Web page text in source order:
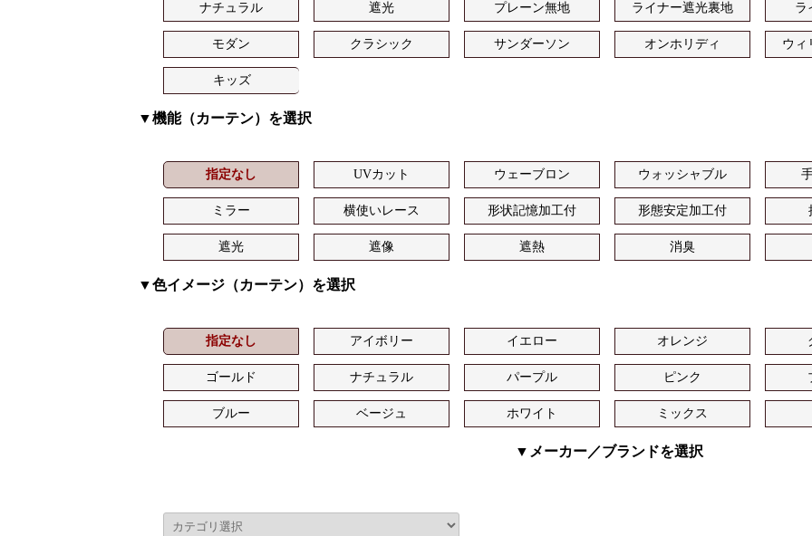
ナチュラル 遮光 プレーン無地 ライナー遮光裏地 ラ
モダン クラシック サンダーソン オンホリディ ウィ
キッズ
▼機能（カーテン）を選択
指定なし UVカット ウェーブロン ウォッシャブル
ミラー 横使いレース 形状記憶加工付 形態安定加工付
遮光 遮像 遮熱 消臭
▼色イメージ（カーテン）を選択
指定なし アイボリー イエロー オレンジ
ゴールド ナチュラル パープル ピンク
ブルー ベージュ ホワイト ミックス
▼メーカー／ブランドを選択